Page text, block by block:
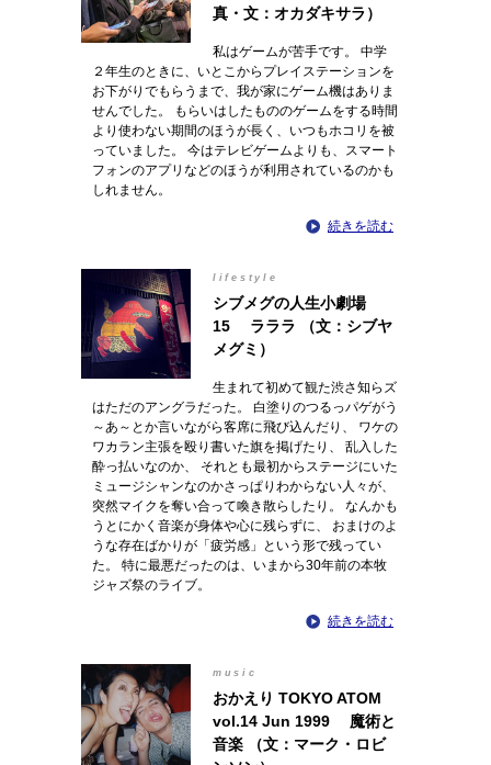
真・文：オカダキサラ）
私はゲームが苦手です。 中学
２年生のときに、いとこからプレイステーションを
お下がりでもらうまで、我が家にゲーム機はありま
せんでした。 もらいはしたもののゲームをする時間
より使わない期間のほうが長く、いつもホコリを被
っていました。 今はテレビゲームよりも、スマート
フォンのアプリなどのほうが利用されているのかも
しれません。
続きを読む
lifestyle
シブメグの人生小劇場
15 ラララ （文：シブヤ
メグミ）
生まれて初めて観た渋さ知らズ
はただのアングラだった。 白塗りのつるっパゲがう
～あ～とか言いながら客席に飛び込んだり、 ワケの
ワカラン主張を殴り書いた旗を掲げたり、 乱入した
酔っ払いなのか、 それとも最初からステージにいた
ミュージシャンなのかさっぱりわからない人々が、
突然マイクを奪い合って喚き散らしたり。 なんかも
うとにかく音楽が身体や心に残らずに、 おまけのよ
うな存在ばかりが「疲労感」という形で残ってい
た。 特に最悪だったのは、いまから30年前の本牧
ジャズ祭のライブ。
続きを読む
music
おかえり TOKYO ATOM
vol.14 Jun 1999 魔術と
音楽 （文：マーク・ロビ